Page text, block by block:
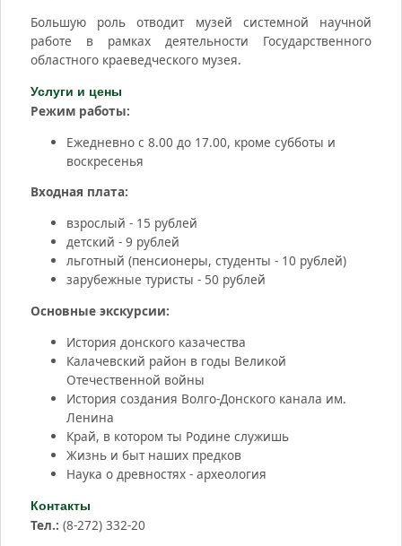
Большую роль отводит музей системной научной
работе в рамках деятельности Государственного
областного краеведческого музея.
Услуги и цены
Режим работы:
Ежедневно с 8.00 до 17.00, кроме субботы и
воскресенья
Входная плата:
взрослый - 15 рублей
детский - 9 рублей
льготный (пенсионеры, студенты - 10 рублей)
зарубежные туристы - 50 рублей
Основные экскурсии:
История донского казачества
Калачевский район в годы Великой
Отечественной войны
История создания Волго-Донского канала им.
Ленина
Край, в котором ты Родине служишь
Жизнь и быт наших предков
Наука о древностях - археология
Контакты
Тел.: (8-272) 332-20